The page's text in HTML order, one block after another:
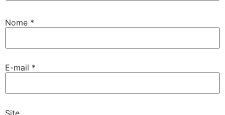
Nome *
E-mail *
Site